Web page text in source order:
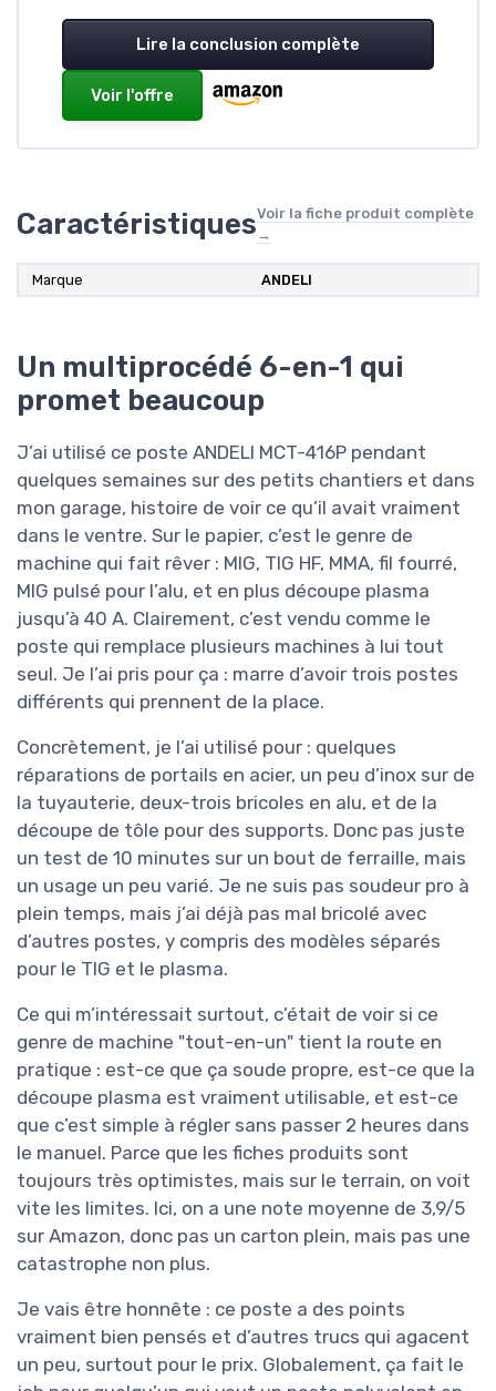
Lire la conclusion complète
Voir l'offre
CaractéristiquesVoir la fiche produit complète
→
Marque ANDELI
Un multiprocédé 6-en-1 qui
promet beaucoup
J’ai utilisé ce poste ANDELI MCT-416P pendant
quelques semaines sur des petits chantiers et dans
mon garage, histoire de voir ce qu’il avait vraiment
dans le ventre. Sur le papier, c’est le genre de
machine qui fait rêver : MIG, TIG HF, MMA, fil fourré,
MIG pulsé pour l’alu, et en plus découpe plasma
jusqu’à 40 A. Clairement, c’est vendu comme le
poste qui remplace plusieurs machines à lui tout
seul. Je l’ai pris pour ça : marre d’avoir trois postes
différents qui prennent de la place.
Concrètement, je l’ai utilisé pour : quelques
réparations de portails en acier, un peu d’inox sur de
la tuyauterie, deux-trois bricoles en alu, et de la
découpe de tôle pour des supports. Donc pas juste
un test de 10 minutes sur un bout de ferraille, mais
un usage un peu varié. Je ne suis pas soudeur pro à
plein temps, mais j’ai déjà pas mal bricolé avec
d’autres postes, y compris des modèles séparés
pour le TIG et le plasma.
Ce qui m’intéressait surtout, c’était de voir si ce
genre de machine "tout-en-un" tient la route en
pratique : est-ce que ça soude propre, est-ce que la
découpe plasma est vraiment utilisable, et est-ce
que c’est simple à régler sans passer 2 heures dans
le manuel. Parce que les fiches produits sont
toujours très optimistes, mais sur le terrain, on voit
vite les limites. Ici, on a une note moyenne de 3,9/5
sur Amazon, donc pas un carton plein, mais pas une
catastrophe non plus.
Je vais être honnête : ce poste a des points
vraiment bien pensés et d’autres trucs qui agacent
un peu, surtout pour le prix. Globalement, ça fait le